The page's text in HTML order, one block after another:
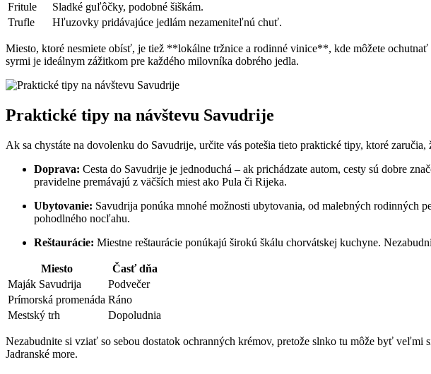
Fritule
Sladké guľôčky, podobné šiškám.
Trufle
Hľuzovky pridávajúce jedlám nezameniteľnú chuť.
Miesto, ktoré nesmiete obísť, je tiež **lokálne tržnice a rodinné vinice**, kde môžete
syrmi je ideálnym zážitkom pre každého milovníka dobrého jedla.
Praktické tipy na návštevu Savudrije
Ak sa chystáte na dovolenku do Savudrije, určite vás potešia tieto praktické tipy, ktoré
Doprava: Cesta do Savudrije je jednoduchá – ak prichádzate autom, cesty sú dobre
pravidelne premávajú z väčších miest ako Pula či Rijeka.
Ubytovanie: Savudrija ponúka mnohé možnosti ubytovania, od malebných rodinných
pohodlného nocľahu.
Reštaurácie: Miestne reštaurácie ponúkajú širokú škálu chorvátskej kuchyne.
Miesto
Časť dňa
Maják Savudrija
Podvečer
Prímorská promenáda Ráno
Mestský trh
Dopoludnia
Nezabudnite si vziať so sebou dostatok ochranných krémov, pretože slnko tu môže byť veľmi
Jadranské more.